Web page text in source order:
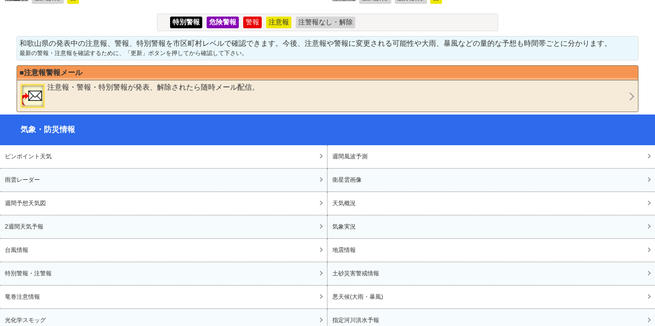
特別警報 危険警報 警報 注意報 注警報なし・解除
和歌山県の発表中の注意報、警報、特別警報を市区町村レベルで確認できます。今後、注意報や警報に変更される可能性や大雨、暴風などの量的な予想も時間帯ごとに分かります。
最新の警報 ・ 注意報を確認するために、「更新」ボタンを押してから確認して下さい。
■注意報警報 メール
注意報 ・ 警報 ・ 特別警報が発表、解除されたら随時メール配信。
気象・防災情報
ピンポイント天気 週間風波予測
雨雲レーダー 衛星雲画像
週間予想天気図 天気概況
2週間天気予報 気象実況
台風情報 地震情報
特別警報・注警報 土砂災害警戒情報
竜巻注意情報 悪天候(大雨・暴風)
光化学スモッグ 指定河川洪水予報